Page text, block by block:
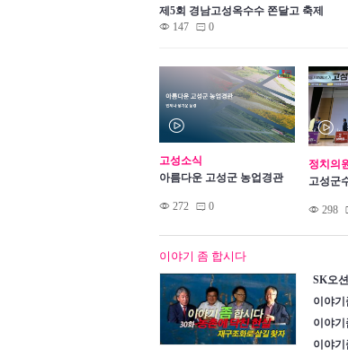
제5회 경남고성옥수수 쫀달고 축제
© 147 m 0
™
고성소식
아름다운 고성군 농업경관
© 272 m 0
™
정치의
고성군
©298
이야기 좀 합시다
SK오
이야
이야
이야